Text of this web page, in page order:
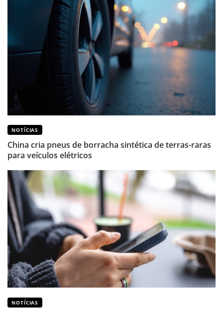
NOTÍCIAS
China cria pneus de borracha sintética de terras-raras
para veículos elétricos
NOTÍCIAS